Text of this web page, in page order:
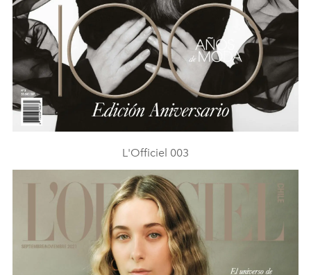
L'Officiel 003